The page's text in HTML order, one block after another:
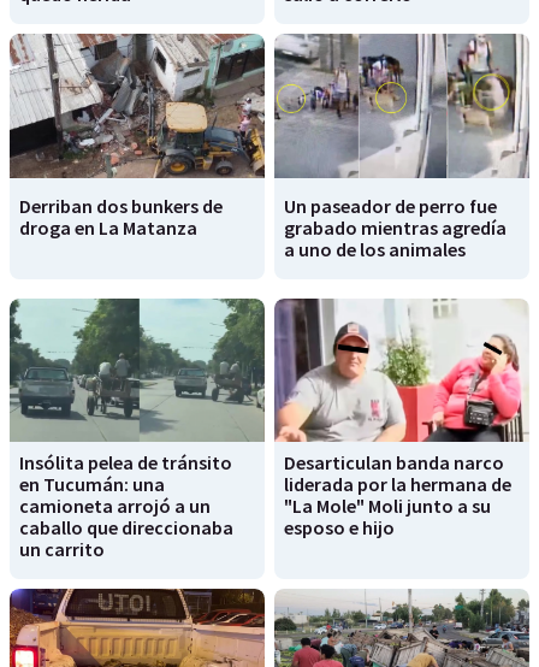
Derriban dos bunkers de
droga en La Matanza
Un paseador de perro fue
grabado mientras agredía
a uno de los animales
Insólita pelea de tránsito
en Tucumán: una
camioneta arrojó a un
caballo que direccionaba
un carrito
Desarticulan banda narco
liderada por la hermana de
"La Mole" Moli junto a su
esposo e hijo